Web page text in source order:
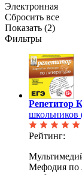
Электронная
Сбросить все
Показать (2)
Фильтры
Репетитор
школьников
Рейтинг:
Мефодия по